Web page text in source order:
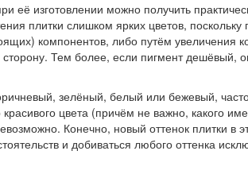
изготовлении можно получить
плитки слишком ярких цветов,
компонентов, либо путём
Тем более, если пигмент дешёвый,
зелёный, белый или бежевый,
цвета (причём не важно, какого
Конечно, новый оттенок плитки
и добиваться любого оттенка